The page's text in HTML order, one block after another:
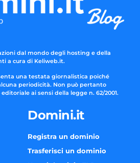
dal mondo degli hosting e della
a cura di Keliweb.it.
una testata giornalistica poiché
periodicità. Non può pertanto
ai sensi della legge n. 62/2001.
Domini.it
Registra un dominio
Trasferisci un dominio